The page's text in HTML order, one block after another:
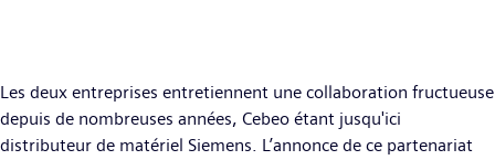
Les deux entreprises entretiennent une collaboration fructueuse
depuis de nombreuses années, Cebeo étant jusqu'ici
distributeur de matériel Siemens. L’annonce de ce partenariat